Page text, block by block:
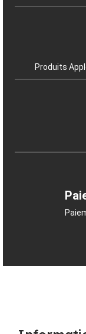
Produits